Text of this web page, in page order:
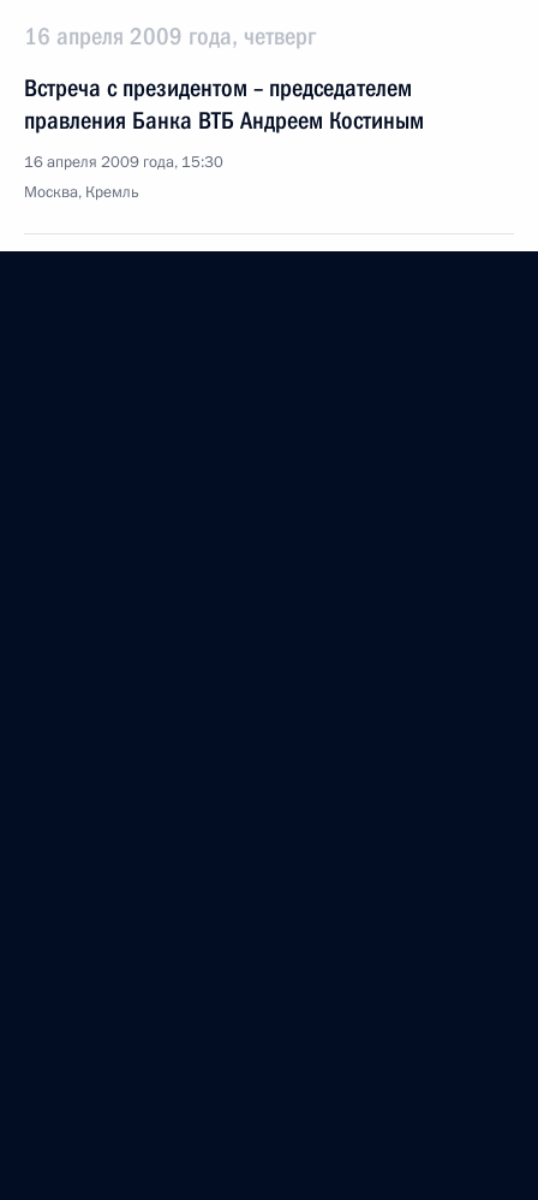
16 апреля 2009 года, четверг
Встреча с президентом – председателем
правления Банка ВТБ Андреем Костиным
16 апреля 2009 года, 15:30
Москва, Кремль